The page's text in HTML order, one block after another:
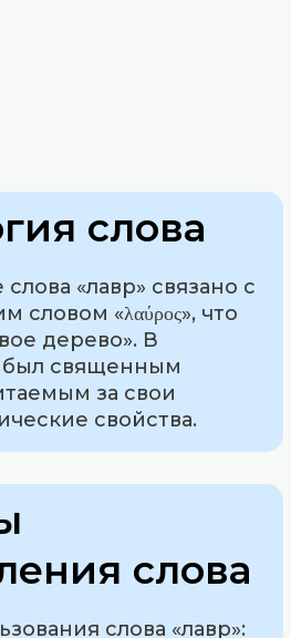
слова
«лавр» связано с
словом «λαύρος», что
дерево». В
был священным
за свои
свойства.
слова
слова «лавр»: